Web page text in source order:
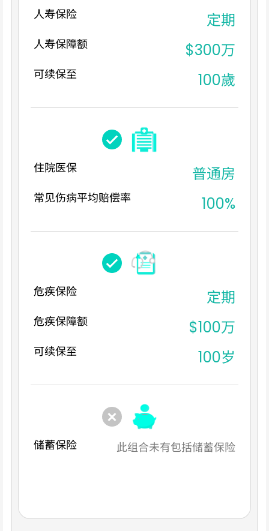
人寿保险 定期
人寿保障额 $300万
可续保至 100歲
住院医保 普通房
常见伤病平均赔偿率 100%
危疾保险 定期
危疾保障额 $100万
可续保至 100岁
储蓄保险 此组合未有包括储蓄保险